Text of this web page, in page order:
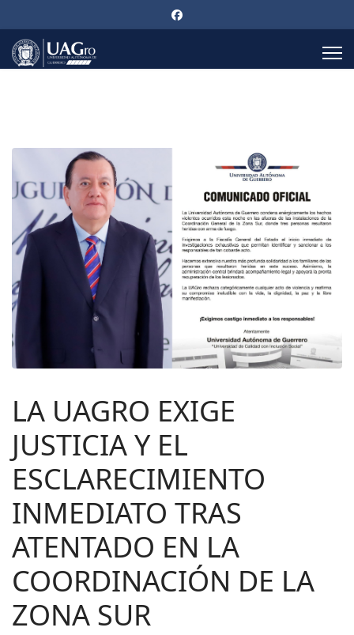
LA UAGRO EXIGE
JUSTICIA Y EL
ESCLARECIMIENTO
INMEDIATO TRAS
ATENTADO EN LA
COORDINACIÓN DE LA
ZONA SUR